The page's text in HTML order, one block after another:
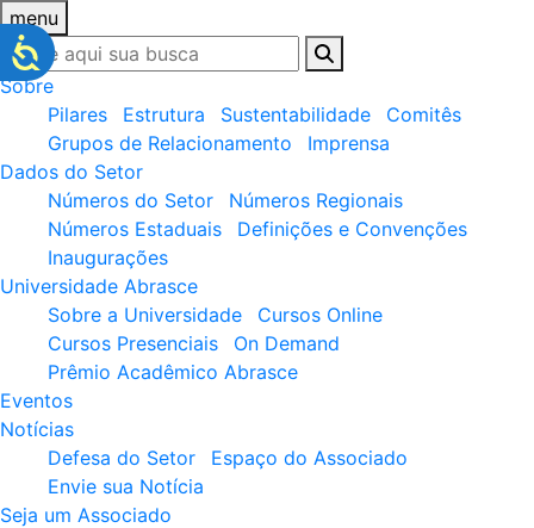
menu
Sobre
Pilares
Estrutura Sustentabilidade
Comitês
Grupos de Relacionamento
Imprensa
Dados do Setor
Números do Setor
Números Regionais
Números Estaduais
Definições e Convenções
Inaugurações
Universidade Abrasce
Sobre a Universidade
Cursos Online
Cursos Presenciais
On Demand
Prêmio Acadêmico Abrasce
Eventos
Notícias
Defesa do Setor
Espaço do Associado
Envie sua Notícia
Seja um Associado